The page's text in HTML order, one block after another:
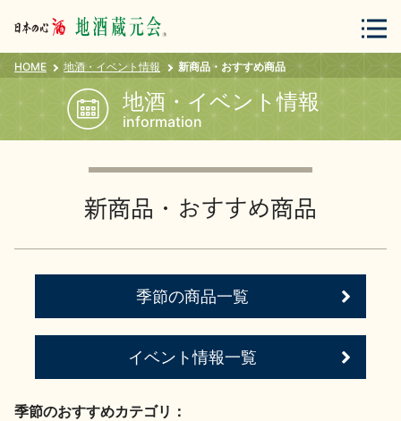
会員登録 ログイン
地酒カタログ
HOME 地酒・イベント情報 新商品・おすすめ商品
地酒・イベント情報
information
新商品・おすすめ商品
季節の商品一覧
イベント情報一覧
季節のおすすめカテゴリ：